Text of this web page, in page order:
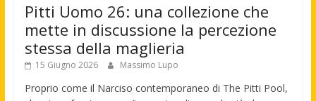
Pitti Uomo 26: una collezione che
mette in discussione la percezione
stessa della maglieria
15 Giugno 2026 Massimo Lupo
Proprio come il Narciso contemporaneo di The Pitti Pool,